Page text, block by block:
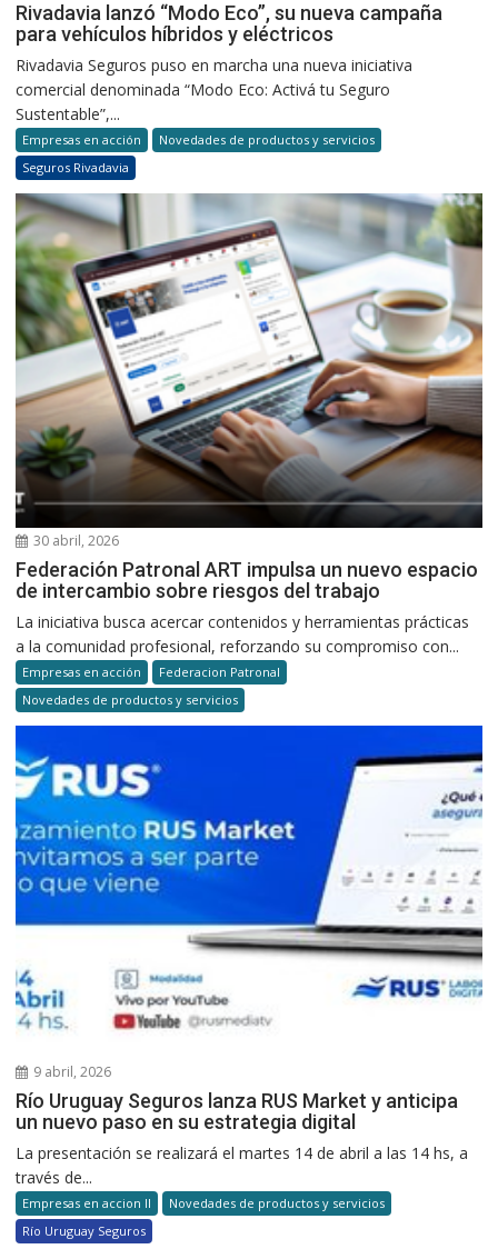
Rivadavia lanzó “Modo Eco”, su nueva campaña
para vehículos híbridos y eléctricos
Rivadavia Seguros puso en marcha una nueva iniciativa
comercial denominada “Modo Eco: Activá tu Seguro
Sustentable”,...
Empresas en acción
Novedades de productos y servicios
Seguros Rivadavia
30 abril, 2026
Federación Patronal ART impulsa un nuevo espacio
de intercambio sobre riesgos del trabajo
La iniciativa busca acercar contenidos y herramientas prácticas
a la comunidad profesional, reforzando su compromiso con...
Empresas en acción
Federacion Patronal
Novedades de productos y servicios
9 abril, 2026
Río Uruguay Seguros lanza RUS Market y anticipa
un nuevo paso en su estrategia digital
La presentación se realizará el martes 14 de abril a las 14 hs, a
través de...
Empresas en accion II
Novedades de productos y servicios
Río Uruguay Seguros